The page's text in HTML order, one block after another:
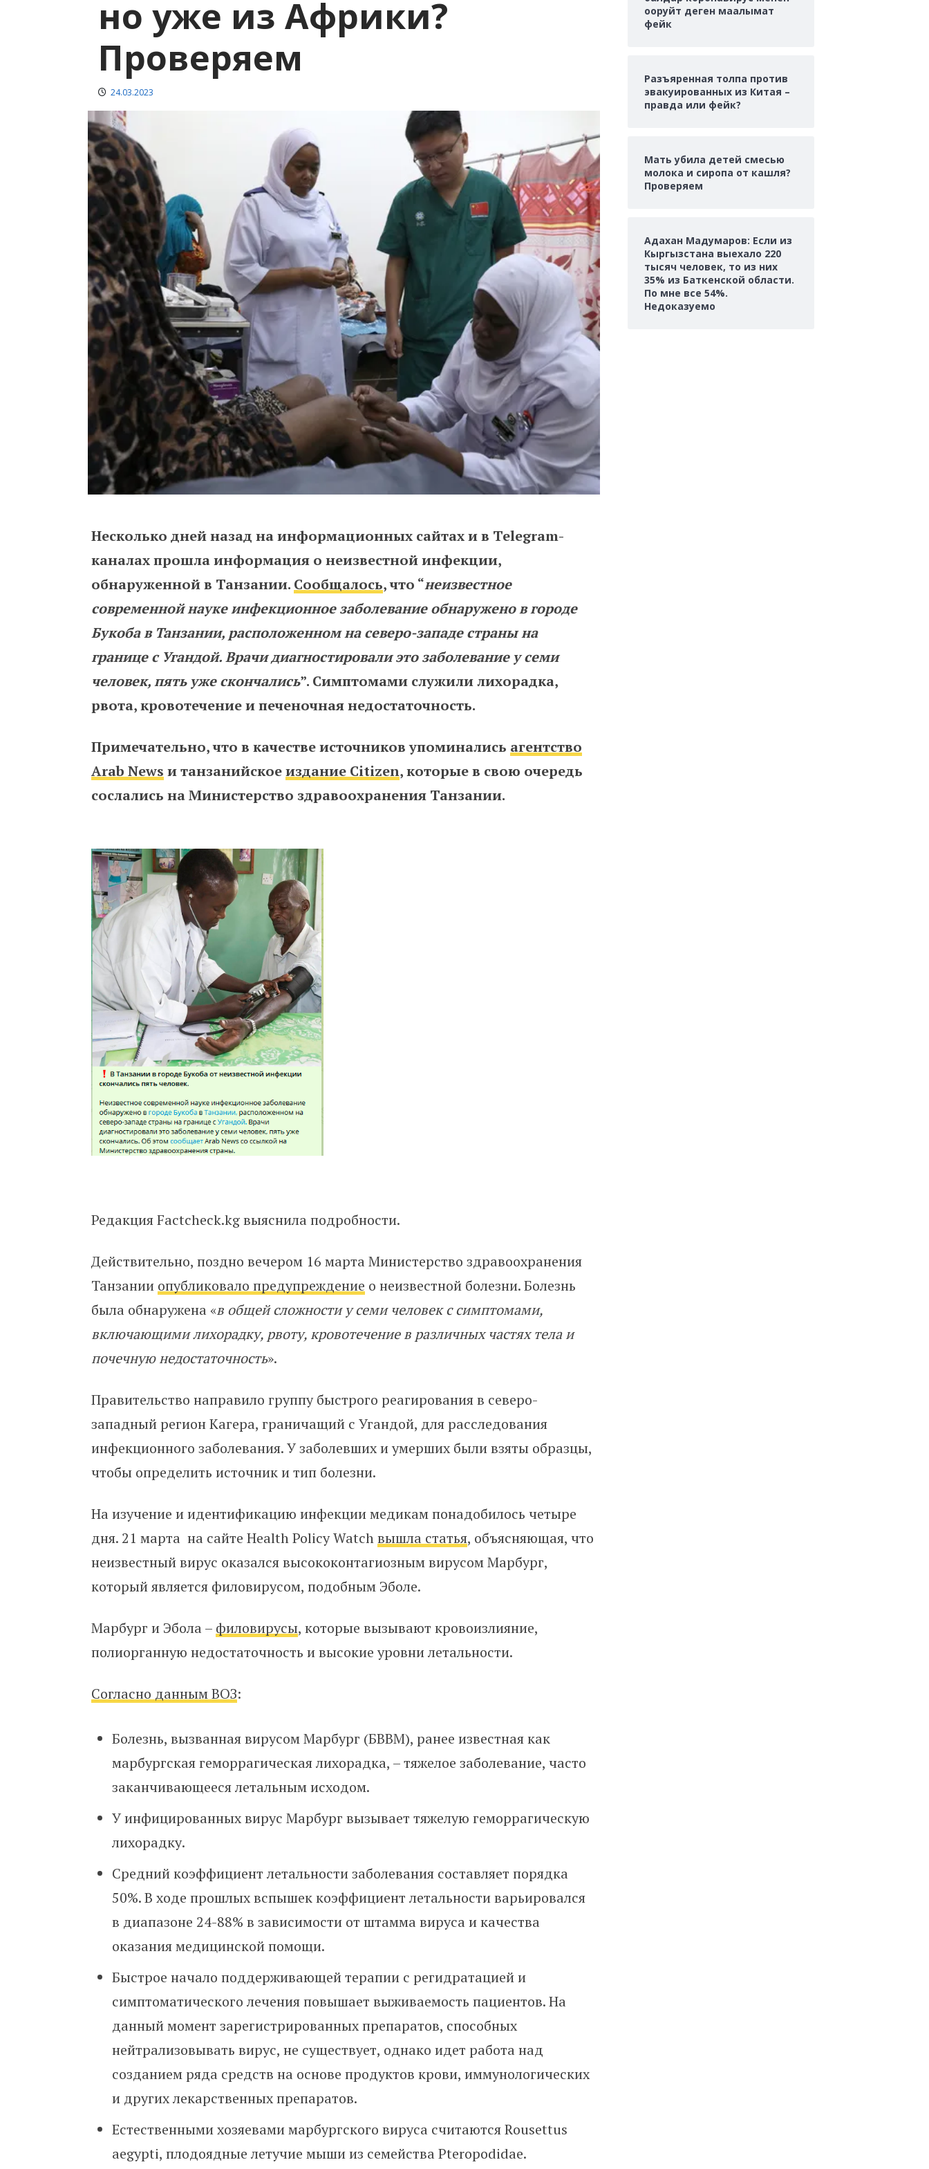
но уже из Африки?
Проверяем
24.03.2023
Несколько дней назад на информационных сайтах и в Telegram-
каналах прошла информация о неизвестной инфекции,
обнаруженной в Танзании. Сообщалось, что “неизвестное
современной науке инфекционное заболевание обнаружено в городе
Букоба в Танзании, расположенном на северо-западе страны на
границе с Угандой. Врачи диагностировали это заболевание у семи
человек, пять уже скончались”. Симптомами служили лихорадка,
рвота, кровотечение и печеночная недостаточность.
Примечательно, что в качестве источников упоминались агентство
Arab News и танзанийскоеиздание Citizen, которые в свою очередь
сослались на Министерство здравоохранения Танзании.
Редакция Factcheck.kg выяснила подробности.
Действительно, поздно вечером 16 марта Министерство здравоохранения
Танзании опубликовало предупреждение о неизвестной болезни.Болезнь
была обнаружена «в общей сложности у семи человек с симптомами,
включающими лихорадку, рвоту, кровотечение в различных частях тела и
почечную недостаточность».
Правительство направило группу быстрого реагирования в северо-
западный регион Кагера, граничащий с Угандой, для расследования
инфекционного заболевания. У заболевших и умерших были взяты образцы,
чтобы определить источник и тип болезни.
На изучение и идентификацию инфекции медикам понадобилось четыре
дня. 21 марта на сайте Health Policy Watchвышла статья, объясняющая, что
неизвестный вирус оказалсявысококонтагиозным вирусом Марбург,
который является филовирусом, подобным Эболе.
Марбург и Эбола – филовирусы, которые вызывают кровоизлияние,
полиорганную недостаточность и высокие уровни летальности.
Согласно данным ВОЗ:
Болезнь, вызванная вирусом Марбург (БВВМ), ранее известная как
марбургская геморрагическая лихорадка, – тяжелое заболевание, часто
заканчивающееся летальным исходом.
У инфицированных вирус Марбург вызывает тяжелую геморрагическую
лихорадку.
Средний коэффициент летальности заболевания составляет порядка
50%. В ходе прошлых вспышек коэффициент летальности варьировался
в диапазоне 24-88% в зависимости от штамма вируса и качества
оказания медицинской помощи.
Быстрое начало поддерживающей терапии с регидратацией и
симптоматического лечения повышает выживаемость пациентов. На
данный момент зарегистрированных препаратов, способных
нейтрализовывать вирус, не существует, однако идет работа над
созданием ряда средств на основе продуктов крови, иммунологических
и других лекарственных препаратов.
Естественными хозяевами марбургского вируса считаются Rousettus
aegypti, плодоядные летучие мыши из семейства Pteropodidae.
ооруйт деген маалымат
фейк
Разъяренная толпа против
эвакуированных из Китая –
правда или фейк?
Мать убила детей смесью
молока и сиропа от кашля?
Проверяем
Адахан Мадумаров: Если из
Кыргызстана выехало 220
тысяч человек, то из них
35% из Баткенской области.
По мне все 54%.
Недоказуемо